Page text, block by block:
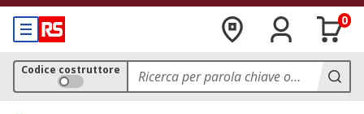
0
Codice costruttore